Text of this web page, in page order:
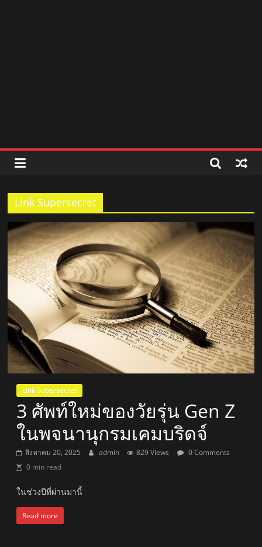
ลพบุรี
สถานี
ลพบุรี
วิทยุ
FM
ลพบุรี
Link Supersecret
Link Supersecret
3 ศัพท์ใหม่ของวัยรุ่น Gen Z
ในพจนานุกรมเคมบริดจ์
สิงหาคม 20, 2025 admin 829 Views
0 Comments
0 min read
ในช่วงปีที่ผ่านมานี้
Read more